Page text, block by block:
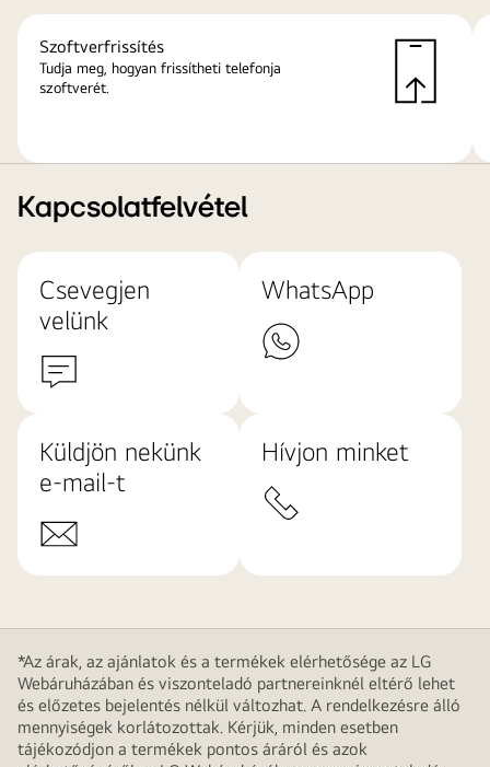
Szoftverfrissítés
Tudja meg, hogyan frissítheti telefonja
szoftverét.
Kapcsolatfelvétel
Csevegjen
velünk
WhatsApp
Küldjön nekünk
e-mail-t
Hívjon minket
*Az árak, az ajánlatok és a termékek elérhetősége az LG
Webáruházában és viszonteladó partnereinknél eltérő lehet
és előzetes bejelentés nélkül változhat. A rendelkezésre álló
mennyiségek korlátozottak. Kérjük, minden esetben
tájékozódjon a termékek pontos áráról és azok